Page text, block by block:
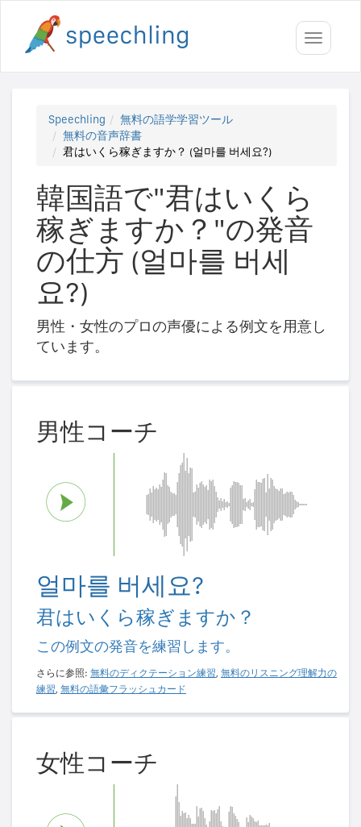
Toggle
Speechling
無料の語学学習ツール
無料の音声辞書
君はいくら稼ぎますか？ (얼마를 버세요?)
韓国語で"君はいくら
稼ぎますか？"の発音
の仕方 (얼마를 버세
요?)
男性・女性のプロの声優による例文を用意し
ています。
男性コーチ
얼마를 버세요?
君はいくら稼ぎますか？
この例文の発音を練習します。
さらに参照: 無料のディクテーション練習, 無料のリスニング理解力の
練習, 無料の語彙フラッシュカード
女性コーチ